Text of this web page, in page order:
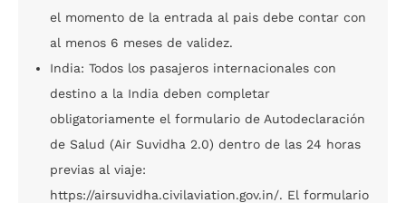
el momento de la entrada al pais debe contar con
al menos 6 meses de validez.
India: Todos los pasajeros internacionales con
destino a la India deben completar
obligatoriamente el formulario de Autodeclaración
de Salud (Air Suvidha 2.0) dentro de las 24 horas
previas al viaje:
https://airsuvidha.civilaviation.gov.in/. El formulario